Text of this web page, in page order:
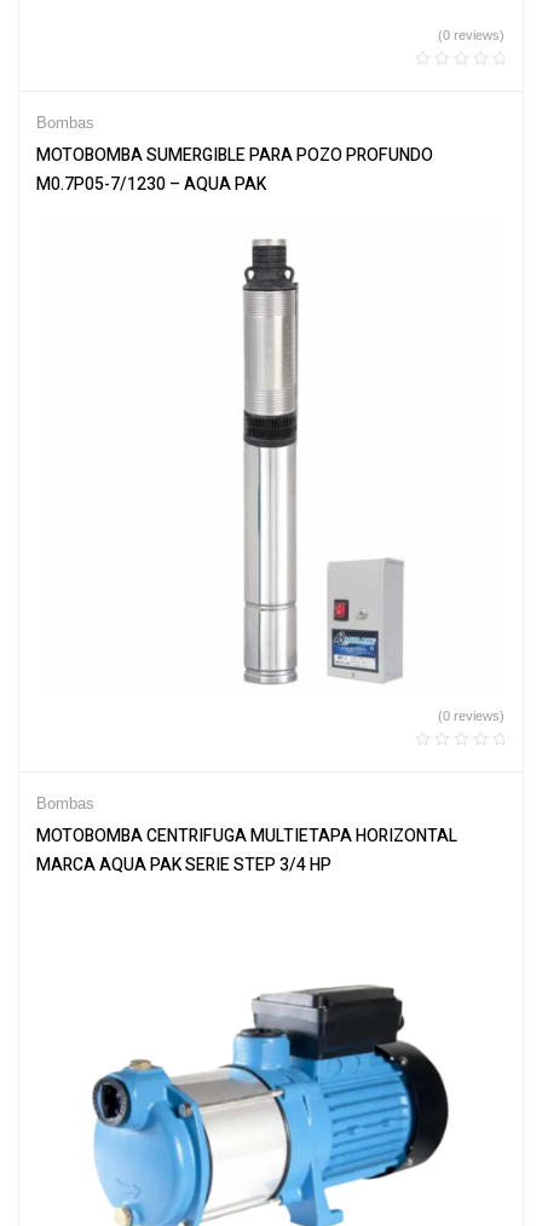
(0 reviews)
Bombas
MOTOBOMBA SUMERGIBLE PARA POZO PROFUNDO
M0.7P05-7/1230 – AQUA PAK
(0 reviews)
Bombas
MOTOBOMBA CENTRIFUGA MULTIETAPA HORIZONTAL
MARCA AQUA PAK SERIE STEP 3/4 HP